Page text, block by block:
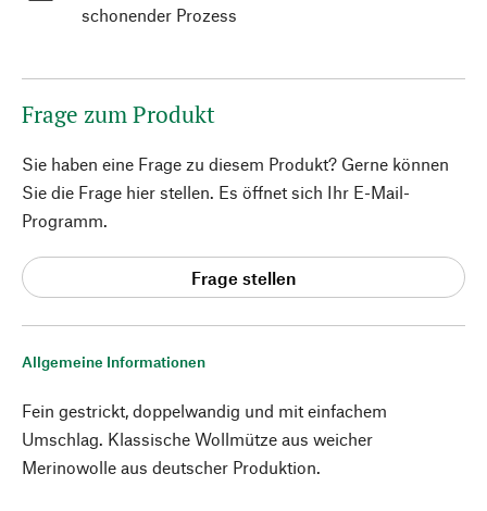
Allgemeine Informationen
Fein gestrickt, doppelwandig und mit einfachem
Umschlag. Klassische Wollmütze aus weicher
Merinowolle aus deutscher Produktion.
schonender Prozess
Frage zum Produkt
Sie haben eine Frage zu diesem Produkt? Gerne können
Sie die Frage hier stellen. Es öffnet sich Ihr E-Mail-
Programm.
Frage stellen